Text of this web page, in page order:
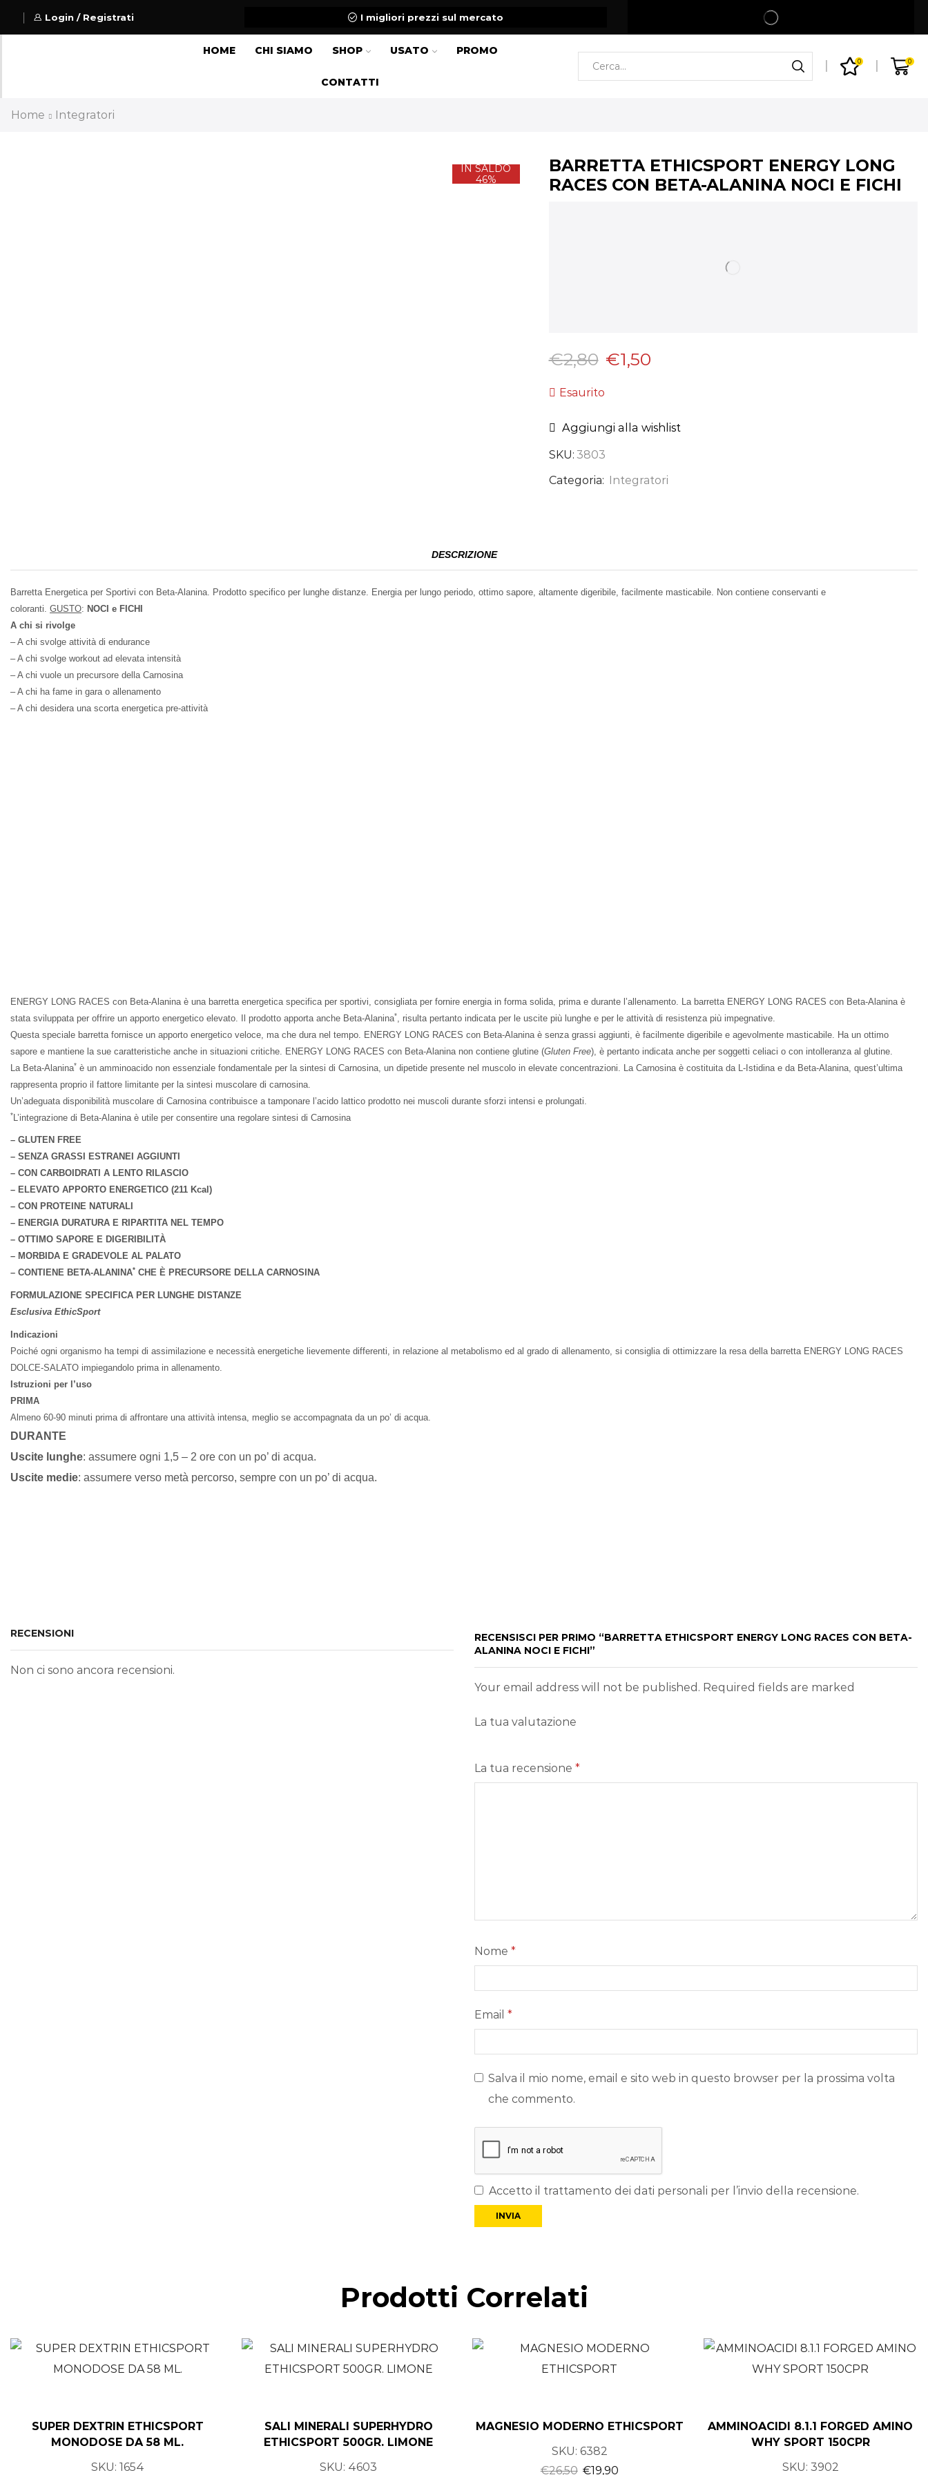
Login / Registrati I migliori prezzi sul mercato Spedizione gratuita per ordini superiori a 99€
HOME CHI SIAMO SHOP USATO PROMO
CONTATTI
0 0
Home Integratori
IN SALDO
46%
BARRETTA ETHICSPORT ENERGY LONG
RACES CON BETA-ALANINA NOCI E FICHI
€2,80 €1,50
Esaurito
Aggiungi alla wishlist
SKU: 3803
Categoria: Integratori
DESCRIZIONE
Barretta Energetica per Sportivi con Beta-Alanina. Prodotto specifico per lunghe distanze. Energia per lungo periodo, ottimo sapore, altamente digeribile, facilmente masticabile. Non contiene conservanti e
coloranti. GUSTO: NOCI e FICHI
A chi si rivolge
– A chi svolge attività di endurance
– A chi svolge workout ad elevata intensità
– A chi vuole un precursore della Carnosina
– A chi ha fame in gara o allenamento
– A chi desidera una scorta energetica pre-attività
ENERGY LONG RACES con Beta-Alanina è una barretta energetica specifica per sportivi, consigliata per fornire energia in forma solida, prima e durante l’allenamento. La barretta ENERGY LONG RACES con Beta-Alanina è
stata sviluppata per offrire un apporto energetico elevato. Il prodotto apporta anche Beta-Alanina*
, risulta pertanto indicata per le uscite più lunghe e per le attività di resistenza più impegnative.
Questa speciale barretta fornisce un apporto energetico veloce, ma che dura nel tempo. ENERGY LONG RACES con Beta-Alanina è senza grassi aggiunti, è facilmente digeribile e agevolmente masticabile. Ha un ottimo
sapore e mantiene la sue caratteristiche anche in situazioni critiche. ENERGY LONG RACES con Beta-Alanina non contiene glutine (Gluten Free), è pertanto indicata anche per soggetti celiaci o con in­tolleranza al glutine.
La Beta-Alanina* è un amminoacido non essenziale fonda­mentale per la sintesi di Carnosina, un dipetide presente nel muscolo in elevate concen­trazioni. La Carnosina è costituita da L-Istidina e da Beta-Alanina, quest’ultima
rappresenta proprio il fattore limitante per la sintesi muscolare di carnosina.
Un’adeguata disponibilità muscolare di Carno­sina contribuisce a tamponare l’acido lattico prodotto nei muscoli durante sforzi intensi e prolungati.
*L’integrazione di Beta-Alanina è utile per consentire una regolare sintesi di Carnosina
– GLUTEN FREE
– SENZA GRASSI ESTRANEI AGGIUNTI
– CON CARBOIDRATI A LENTO RILASCIO
– ELEVATO APPORTO ENERGETICO (211 Kcal)
– CON PROTEINE NATURALI
– ENERGIA DURATURA E RIPARTITA NEL TEMPO
– OTTIMO SAPORE E DIGERIBILITÀ
– MORBIDA E GRADEVOLE AL PALATO
– CONTIENE BETA-ALANINA* CHE È PRECURSORE DELLA CARNOSINA
FORMULAZIONE SPECIFICA PER LUNGHE DISTANZE
Esclusiva EthicSport
Indicazioni
Poiché ogni organismo ha tempi di assimilazione e necessità energetiche lievemente differenti, in relazione al metabolismo ed al grado di allenamento, si consiglia di ottimizzare la resa della barretta ENERGY LONG RACES
DOLCE-SALATO impiegandolo prima in allenamento.
Istruzioni per l’uso
PRIMA
Almeno 60-90 minuti prima di affrontare una attività intensa, meglio se accompagnata da un po’ di acqua.
DURANTE
Uscite lunghe: assumere ogni 1,5 – 2 ore con un po’ di acqua.
Uscite medie: assumere verso metà percorso, sempre con un po’ di acqua.
RECENSIONI
Non ci sono ancora recensioni.
RECENSISCI PER PRIMO “BARRETTA ETHICSPORT ENERGY LONG RACES CON BETA-
ALANINA NOCI E FICHI”
Your email address will not be published. Required fields are marked
La tua valutazione
La tua recensione *
Nome *
Email *
Salva il mio nome, email e sito web in questo browser per la prossima volta
che commento.
Accetto il trattamento dei dati personali per l’invio della recensione.
Prodotti Correlati
SUPER DEXTRIN ETHICSPORT
MONODOSE DA 58 ML.
SKU: 1654
SALI MINERALI SUPERHYDRO
ETHICSPORT 500GR. LIMONE
SKU: 4603
MAGNESIO MODERNO ETHICSPORT
SKU: 6382
€26,50 €19,90
AMMINOACIDI 8.1.1 FORGED AMINO
WHY SPORT 150CPR
SKU: 3902